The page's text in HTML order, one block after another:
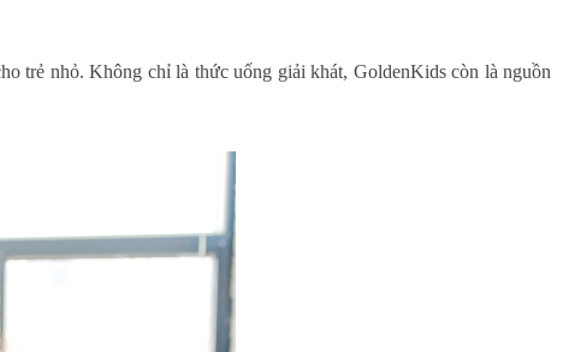
trẻ nhỏ. Không chỉ là thức uống giải khát, GoldenKids còn là nguồn